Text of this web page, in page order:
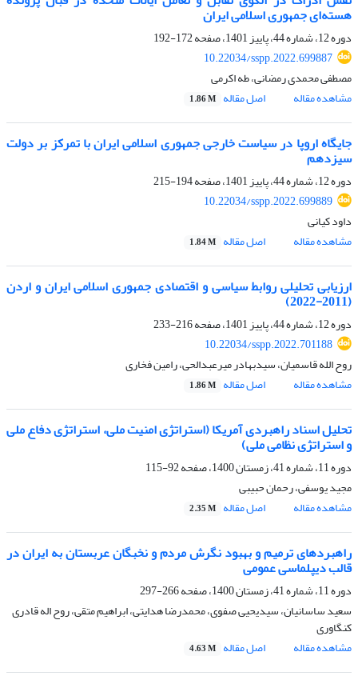
هسته‌ای جمهوری اسلامی ایران
دوره 12، شماره 44، پاییز 1401، صفحه
172-192
10.22034/sspp.2022.699887
مصطفی محمدی رمضانی، طه اکرمی
مشاهده مقاله
اصل مقاله 1.86 M
جایگاه اروپا در سیاست خارجی جمهوری اسلامی ایران با تمرکز بر دولت
سیزدهم
دوره 12، شماره 44، پاییز 1401، صفحه
194-215
10.22034/sspp.2022.699889
داود کیانی
مشاهده مقاله
اصل مقاله 1.84 M
ارزیابی تحلیلی روابط سیاسی و اقتصادی جمهوری اسلامی ایران و اردن
(2011-2022)
دوره 12، شماره 44، پاییز 1401، صفحه
216-233
10.22034/sspp.2022.701188
روح الله قاسمیان، سیدبهادر میرعبدالحی، رامین فخاری
مشاهده مقاله
اصل مقاله 1.86 M
تحلیل اسناد راهبردی آمریکا (استراتژی امنیت ملی، استراتژی دفاع ملی
و استراتژی نظامی ملی)
دوره 11، شماره 41، زمستان 1400، صفحه
92-115
مجید یوسفی، رحمان حبیبی
مشاهده مقاله
اصل مقاله 2.35 M
راهبردهای ترمیم و بهبود نگرش مردم و نخبگان عربستان به ایران در
قالب دیپلماسی عمومی
دوره 11، شماره 41، زمستان 1400، صفحه
266-297
سعید ساسانیان، سیدیحیی صفوی، محمدرضا هدایتی، ابراهیم متقی، روح اله قادری
کنگاوری
مشاهده مقاله
اصل مقاله 4.63 M